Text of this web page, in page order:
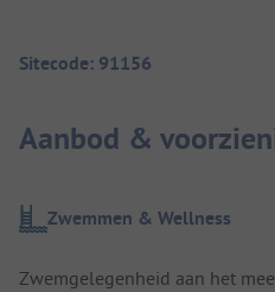
Sitecode: 91156
Aanbod &
Zwemmen & Wellness
Zwemgelegenheid aan het